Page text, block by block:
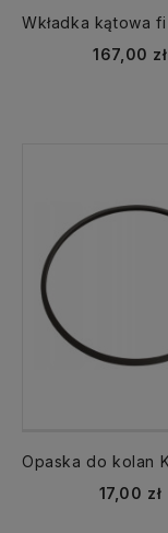
167,00 zł
17,00 zł